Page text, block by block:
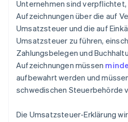
Unternehmen sind
Aufzeichnungen über die auf
Umsatzsteuer und die auf
Umsatzsteuer zu führen,
Zahlungsbelegen und
Aufzeichnungen müssen
aufbewahrt werden und
schwedischen Steuerbehörde
Die Umsatzsteuer-Erklärung